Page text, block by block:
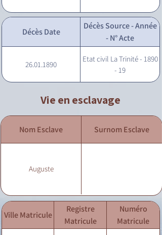
Décès Date
Décès Source - Année
- N° Acte
26.01.1890
Etat civil La Trinité - 1890
- 19
Vie en esclavage
Nom Esclave Surnom Esclave
Auguste
Ville Matricule
Registre
Matricule
Numéro
Matricule